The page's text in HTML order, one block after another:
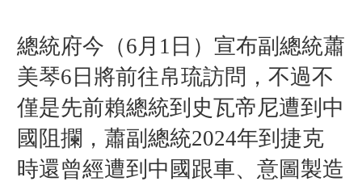
總統府今（6月1 日 ）宣布副總統蕭
美琴6日將前往帛琉訪問，不過不
僅是先前賴總統到史瓦帝尼遭到中
國阻攔，蕭副總統2024年到捷克
時還曾經遭到中國跟車、意圖製造